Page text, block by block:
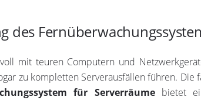
des
mit teuren Computern und
zu kompletten Serverausfällen führen.
für Serverräumebietet